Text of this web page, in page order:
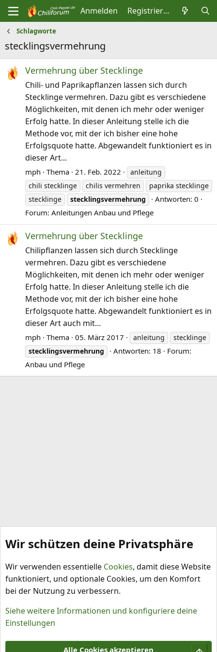
Anmelden Registrieren
Schlagworte
stecklingsvermehrung
Vermehrung über Stecklinge
Chili- und Paprikapflanzen lassen sich durch
Stecklinge vermehren. Dazu gibt es verschiedene
Möglichkeiten, mit denen ich mehr oder weniger
Erfolg hatte. In dieser Anleitung stelle ich die
Methode vor, mit der ich bisher eine hohe
Erfolgsquote hatte. Abgewandelt funktioniert es in
dieser Art...
mph Thema 21. Feb. 2022
anleitung
chili stecklinge
chilis vermehren
paprika stecklinge
stecklinge
stecklingsvermehrung
Antworten: 0
Forum: Anleitungen Anbau und Pflege
Vermehrung über Stecklinge
Chilipflanzen lassen sich durch Stecklinge
vermehren. Dazu gibt es verschiedene
Möglichkeiten, mit denen ich mehr oder weniger
Erfolg hatte. In dieser Anleitung stelle ich die
Methode vor, mit der ich bisher eine hohe
Erfolgsquote hatte. Abgewandelt funktioniert es in
dieser Art auch mit...
mph Thema 05. März 2017 anleitung
stecklinge
stecklingsvermehrung
Antworten: 18
Forum:
Anbau und Pflege
Schlagworte
Wir schützen deine Privatsphäre
Wir verwenden essentielle Cookies, damit diese Website
funktioniert, und optionale Cookies, um den Komfort
bei der Nutzung zu verbessern.
Siehe weitere Informationen und konfiguriere deine
Einstellungen
Alle Cookies akzeptieren